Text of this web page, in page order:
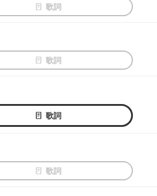
歌詞
歌詞
歌詞
歌詞